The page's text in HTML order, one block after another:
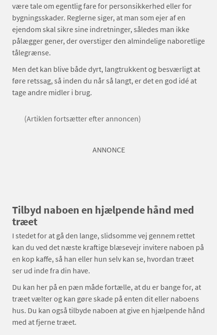
være tale om egentlig fare for personsikkerhed eller for
bygningsskader. Reglerne siger, at man som ejer af en
ejendom skal sikre sine indretninger, således man ikke
pålægger gener, der overstiger den almindelige naboretlige
tålegrænse.
Men det kan blive både dyrt, langtrukkent og besværligt at
føre retssag, så inden du når så langt, er det en god idé at
tage andre midler i brug.
(Artiklen fortsætter efter annoncen)
ANNONCE
Tilbyd naboen en hjælpende hånd med
træet
I stedet for at gå den lange, slidsomme vej gennem rettet
kan du ved det næste kraftige blæsevejr invitere naboen på
en kop kaffe, så han eller hun selv kan se, hvordan træet
ser ud inde fra din have.
Du kan her på en pæn måde fortælle, at du er bange for, at
træet vælter og kan gøre skade på enten dit eller naboens
hus. Du kan også tilbyde naboen at give en hjælpende hånd
med at fjerne træet.